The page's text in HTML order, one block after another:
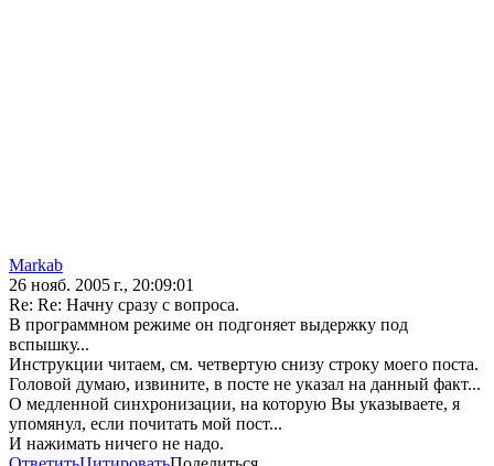
Markab
26 нояб. 2005 г., 20:09:01
Re: Re: Начну сразу с вопроса.
В программном режиме он подгоняет выдержку под
вспышку...
Инструкции читаем, см. четвертую снизу строку моего поста.
Головой думаю, извините, в посте не указал на данный факт...
О медленной синхронизации, на которую Вы указываете, я
упомянул, если почитать мой пост...
И нажимать ничего не надо.